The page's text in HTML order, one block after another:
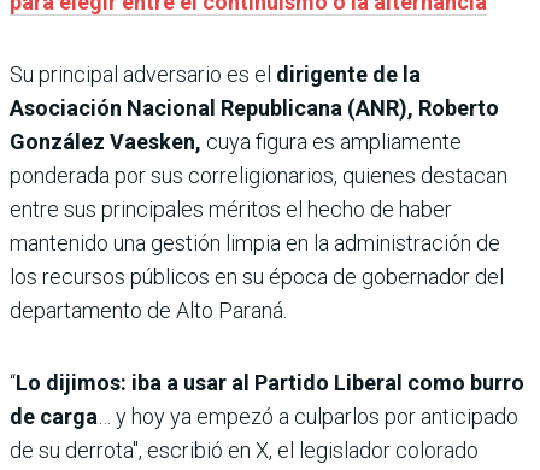
Su principal adversario es el dirigente de la
Asociación Nacional Republicana (ANR), Roberto
González Vaesken, cuya figura es ampliamente
ponderada por sus correligionarios, quienes destacan
entre sus principales méritos el hecho de haber
mantenido una gestión limpia en la administración de
los recursos públicos en su época de gobernador del
departamento de Alto Paraná.
“Lo dijimos: iba a usar al Partido Liberal como burro
de carga… y hoy ya empezó a culparlos por anticipado
de su derrota", escribió en X, el legislador colorado